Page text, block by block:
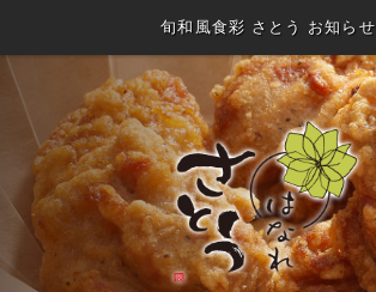
旬和風食彩 さとう お知らせ